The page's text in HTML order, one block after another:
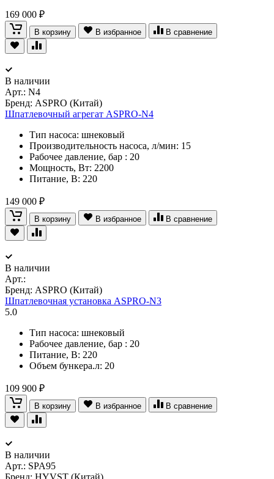
169 000 ₽
В корзину В избранное В сравнение
В наличии
Арт.: N4
Бренд: ASPRO (Китай)
Шпатлевочный агрегат ASPRO-N4
Тип насоса: шнековый
Производительность насоса, л/мин: 15
Рабочее давление, бар : 20
Мощность, Вт: 2200
Питание, В: 220
149 000 ₽
В корзину В избранное В сравнение
В наличии
Арт.:
Бренд: ASPRO (Китай)
Шпатлевочная установка ASPRO-N3
5.0
Тип насоса: шнековый
Рабочее давление, бар : 20
Питание, В: 220
Объем бункера.л: 20
109 900 ₽
В корзину В избранное В сравнение
В наличии
Арт.: SPA95
Бренд: HYVST (Китай)